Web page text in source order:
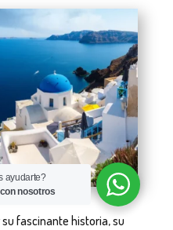
fascinante historia, su
ayudarte?
nosotros